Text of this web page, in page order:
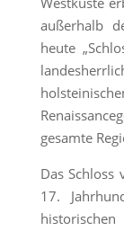
außerhalb
heute
gesamte
Das
17.